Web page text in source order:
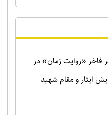
فاخر «روایت زمان» در
ایثار و مقام شهید